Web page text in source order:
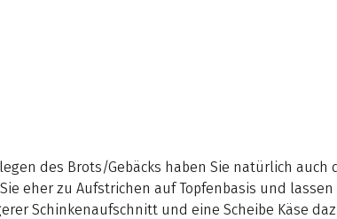
des Brots/Gebäcks haben Sie natürlich auch
eher zu Aufstrichen auf Topfenbasis und
Schinkenaufschnitt und eine Scheibe Käse